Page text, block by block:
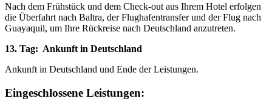
Nach dem Frühstück und dem Check-out aus Ihrem Hotel erfolgen
die Überfahrt nach Baltra, der Flughafentransfer und der Flug nach
Guayaquil, um Ihre Rückreise nach Deutschland anzutreten.
13. Tag: Ankunft in Deutschland
Ankunft in Deutschland und Ende der Leistungen.
Eingeschlossene Leistungen: